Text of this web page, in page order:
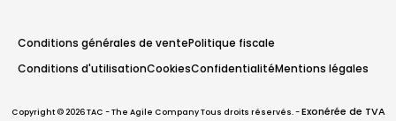
Conditions générales de ventePolitique fiscale
Conditions d'utilisationCookiesConfidentialitéMentions légales
Copyright © 2026 TAC - The Agile Company Tous droits réservés. -Exonérée de TVA